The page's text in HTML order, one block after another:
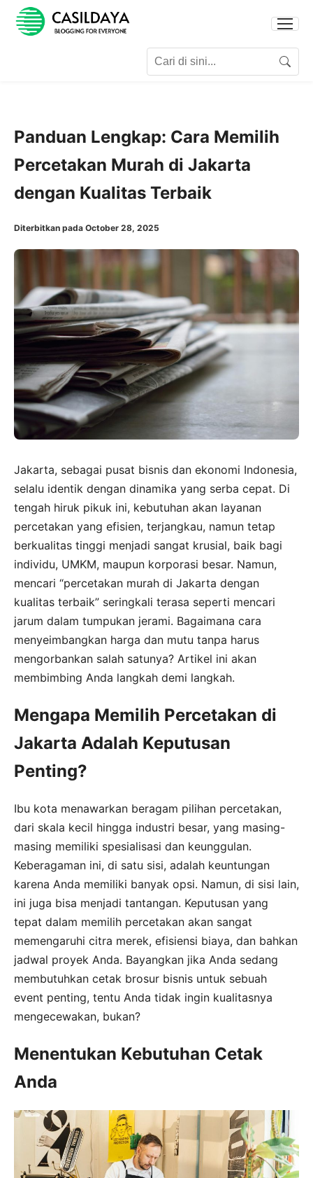
Search
Panduan Lengkap: Cara Memilih
Percetakan Murah di Jakarta
dengan Kualitas Terbaik
Diterbitkan pada October 28, 2025
Jakarta, sebagai pusat bisnis dan ekonomi Indonesia,
selalu identik dengan dinamika yang serba cepat. Di
tengah hiruk pikuk ini, kebutuhan akan layanan
percetakan yang efisien, terjangkau, namun tetap
berkualitas tinggi menjadi sangat krusial, baik bagi
individu, UMKM, maupun korporasi besar. Namun,
mencari “percetakan murah di Jakarta dengan
kualitas terbaik” seringkali terasa seperti mencari
jarum dalam tumpukan jerami. Bagaimana cara
menyeimbangkan harga dan mutu tanpa harus
mengorbankan salah satunya? Artikel ini akan
membimbing Anda langkah demi langkah.
Mengapa Memilih Percetakan di
Jakarta Adalah Keputusan
Penting?
Ibu kota menawarkan beragam pilihan percetakan,
dari skala kecil hingga industri besar, yang masing-
masing memiliki spesialisasi dan keunggulan.
Keberagaman ini, di satu sisi, adalah keuntungan
karena Anda memiliki banyak opsi. Namun, di sisi lain,
ini juga bisa menjadi tantangan. Keputusan yang
tepat dalam memilih percetakan akan sangat
memengaruhi citra merek, efisiensi biaya, dan bahkan
jadwal proyek Anda. Bayangkan jika Anda sedang
membutuhkan cetak brosur bisnis untuk sebuah
event penting, tentu Anda tidak ingin kualitasnya
mengecewakan, bukan?
Menentukan Kebutuhan Cetak
Anda